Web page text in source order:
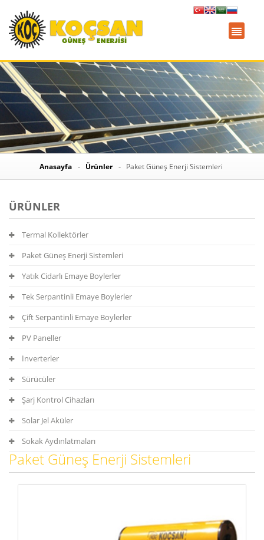
Anasayfa Ürünler Paket Güneş Enerji Sistemleri
ÜRÜNLER
Termal Kollektörler
Paket Güneş Enerji Sistemleri
Yatık Cidarlı Emaye Boylerler
Tek Serpantinli Emaye Boylerler
Çift Serpantinli Emaye Boylerler
PV Paneller
İnverterler
Sürücüler
Şarj Kontrol Cihazları
Solar Jel Aküler
Sokak Aydınlatmaları
Paket Güneş Enerji Sistemleri